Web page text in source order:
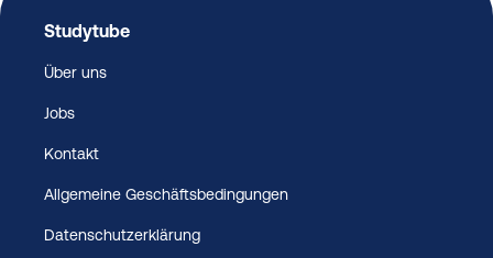
Studytube
Über uns
Jobs
Kontakt
Allgemeine Geschäftsbedingungen
Datenschutzerklärung